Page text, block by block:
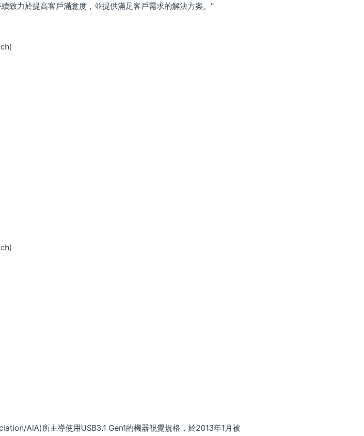
致力於提高客戶滿意度，並提供滿足客戶需求的解決方案。“
AIA)所主導使用USB3.1 Gen1的機器視覺規格，於2013年1月被